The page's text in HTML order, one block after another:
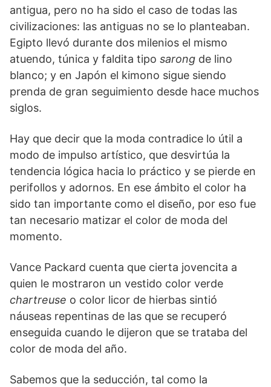
antigua, pero no ha sido el caso de todas las
civilizaciones: las antiguas no se lo planteaban.
Egipto llevó durante dos milenios el mismo
atuendo, túnica y faldita tipo sarong de lino
blanco; y en Japón el kimono sigue siendo
prenda de gran seguimiento desde hace muchos
siglos.
Hay que decir que la moda contradice lo útil a
modo de impulso artístico, que desvirtúa la
tendencia lógica hacia lo práctico y se pierde en
perifollos y adornos. En ese ámbito el color ha
sido tan importante como el diseño, por eso fue
tan necesario matizar el color de moda del
momento.
Vance Packard cuenta que cierta jovencita a
quien le mostraron un vestido color verde
chartreuse o color licor de hierbas sintió
náuseas repentinas de las que se recuperó
enseguida cuando le dijeron que se trataba del
color de moda del año.
Sabemos que la seducción, tal como la